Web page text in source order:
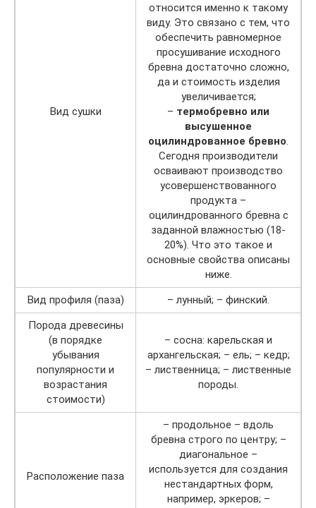
Вид сушки
относится именно к такому
виду. Это связано с тем, что
обеспечить равномерное
просушивание исходного
бревна достаточно сложно,
да и стоимость изделия
увеличивается;
– термобревно или
высушенное
оцилиндрованное бревно
Сегодня производители
осваивают производство
усовершенствованного
продукта –
оцилиндрованного бревна с
заданной влажностью (18-
20%). Что это такое и
основные свойства описаны
ниже.
Вид профиля (паза)
– лунный; – финский.
Порода древесины
(в порядке
убывания
популярности и
возрастания
стоимости)
– сосна: карельская и
архангельская; – ель; – кедр;
– лиственница; – лиственные
породы.
Расположение паза
– продольное – вдоль
бревна строго по центру; –
диагональное –
используется для создания
нестандартных форм,
например, эркеров; –